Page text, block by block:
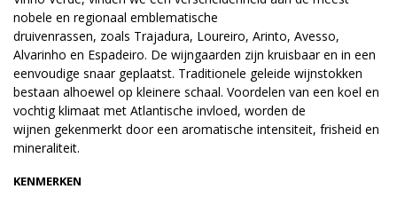
nobele en regionaal emblematische
druivenrassen, zoals Trajadura, Loureiro, Arinto, Avesso,
Alvarinho en Espadeiro. De wijngaarden zijn kruisbaar en in een
eenvoudige snaar geplaatst. Traditionele geleide wijnstokken
bestaan alhoewel op kleinere schaal. Voordelen van een koel en
vochtig klimaat met Atlantische invloed, worden de
wijnen gekenmerkt door een aromatische intensiteit, frisheid en
mineraliteit.
KENMERKEN